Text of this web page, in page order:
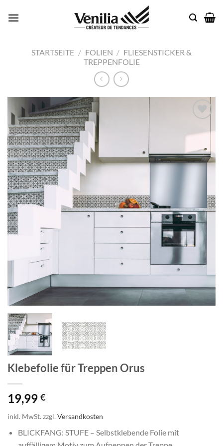
Inhalt
STARTSEITE / FOLIEN / FLIESENSTICKER &
TREPPENFOLIE
wishlist
Klebefolie für Treppen Orus
19,99 €
inkl. MwSt. zzgl. Versandkosten
BLICKFANG: STUFE – Selbstklebende Folie mit